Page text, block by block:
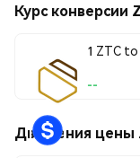
Курс конверсии
1 ZTC to
--
Движения цены